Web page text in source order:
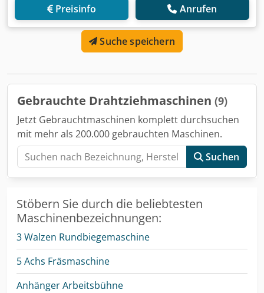
Preisinfo Anrufen
Suche speichern
Gebrauchte Drahtziehmaschinen (9)
Jetzt Gebrauchtmaschinen komplett durchsuchen
mit mehr als 200.000 gebrauchten Maschinen.
Suchen
Stöbern Sie durch die beliebtesten
Maschinenbezeichnungen:
3 Walzen Rundbiegemaschine
5 Achs Fräsmaschine
Anhänger Arbeitsbühne